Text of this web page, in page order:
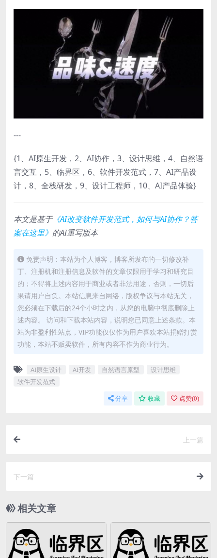
---
{1、AI原生开发，2、AI协作，3、设计思维，4、自然语
言交互，5、临界区，6、软件开发范式，7、AI产品设
计，8、全栈研发，9、设计工程师，10、AI产品体验}
本文是基于《AI改变软件开发范式，如何与AI协作？答
案在这里》 的AI重写版本
免责声明：本站为个人博客，博客所发布的一切修改补
丁、注册机和注册信息及软件的文章仅限用于学习和研究目
的；不得将上述内容用于商业或者非法用途，否则，一切后
果请用户自负。本站信息来自网络，版权争议与本站无关，
您必须在下载后的24个小时之内，从您的电脑中彻底删除上
述内容。 访问和下载本站内容，说明您已同意上述条款。本
站为非盈利性站点，VIP功能仅仅作为用户喜欢本站捐赠打赏
功能，本站不贩卖软件，所有内容不作为商业行为。
AI原生设计 AI开发 自然语言原型
设计思维
软件开发范式
分享 收藏 点赞(0)
上一篇
下一篇
相关文章